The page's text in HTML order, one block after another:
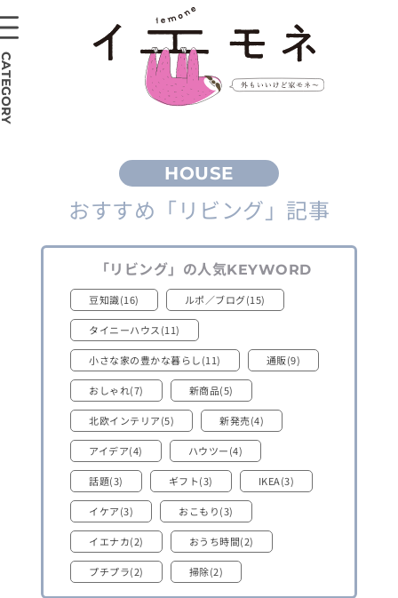
おすすめ 「リビング」 記事
「リビング」 の人気KEYWORD
豆知識(16) ルポ／ブログ(15)
タイニーハウス(11)
小さな家の豊かな暮らし(11) 通販(9)
おしゃれ(7) 新商品(5)
北欧インテリア(5) 新発売(4)
アイデア(4) ハウツー(4)
話題(3) ギフト(3) IKEA(3)
イケア(3) おこもり(3)
イエナカ(2) おうち時間(2)
プチプラ(2) 掃除(2)